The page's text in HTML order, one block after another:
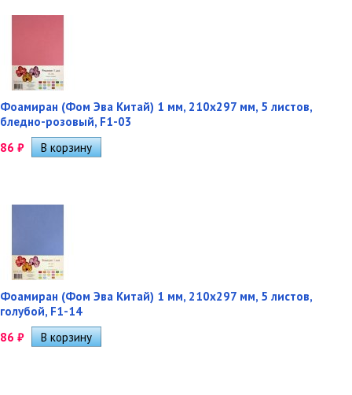
Фоамиран (Фом Эва Китай) 1 мм, 210х297 мм, 5 листов,
бледно-розовый, F1-03
86 ₽
Фоамиран (Фом Эва Китай) 1 мм, 210х297 мм, 5 листов,
голубой, F1-14
86 ₽